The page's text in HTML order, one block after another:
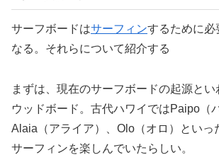
サーフボードはサーフィンするために必
なる。それらについて紹介する
まずは、現在のサーフボードの起源と
ウッドボード。 古代ハワイではPaipo（
Alaia（アライア）、Olo（オロ）といっ
サーフィンを楽しんでいたらしい。